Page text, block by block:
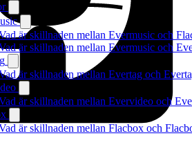
är skillnaden mellan Evermusic och
är skillnaden mellan Evermusic och
är skillnaden mellan Evertag och
är skillnaden mellan Evervideo och
är skillnaden mellan Flacbox och